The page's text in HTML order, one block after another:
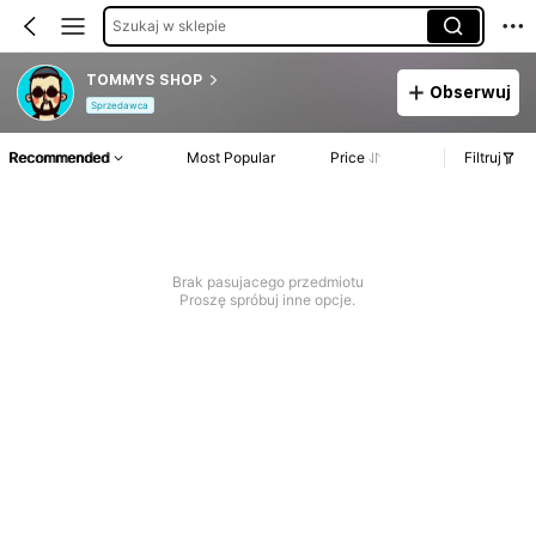
Szukaj w sklepie
TOMMYS SHOP
Sprzedawca
Obserwuj
Recommended Most Popular Price Filtruj
Brak pasujacego przedmiotu
Proszę spróbuj inne opcje.